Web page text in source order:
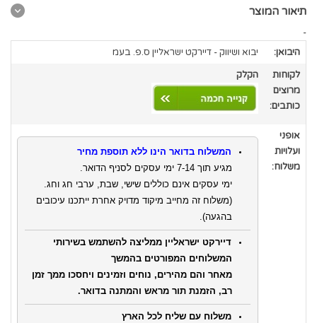
תיאור המוצר
-
היבואן:
יבוא ושיווק - דיירקט ישראליין ס.פ. בעמ
לקוחות
מרוצים
כותבים:
הקלק
אופני
ועלויות
משלוח:
המשלוח בדואר הינו ללא תוספת מחיר
מגיע תוך 7-14 ימי עסקים לסניף הדואר.
ימי עסקים אינם כוללים שישי, שבת, ערבי חג וחג.
(משלוח זה מחייב מיקוד מדויק אחרת ייתכנו עיכובים
בהגעה).
דיירקט ישראליין ממליצה להשתמש בשירותי
המשלוחים המפורטים בהמשך
מאחר והם מהירים, נוחים וזמינים ויחסכו ממך זמן
רב, הזמנת תור מראש והמתנה בדואר.
משלוח עם שליח לכל הארץ